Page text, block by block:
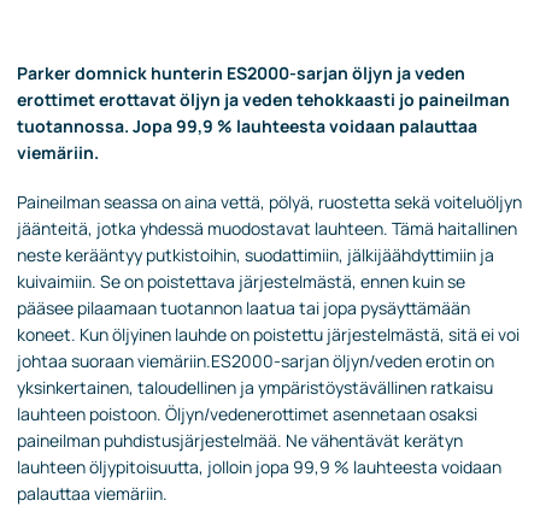
Parker domnick hunterin ES2000-sarjan öljyn ja veden
erottimet erottavat öljyn ja veden tehokkaasti jo paineilman
tuotannossa. Jopa 99,9 % lauhteesta voidaan palauttaa
viemäriin.
Paineilman seassa on aina vettä, pölyä, ruostetta sekä voiteluöljyn
jäänteitä, jotka yhdessä muodostavat lauhteen. Tämä haitallinen
neste kerääntyy putkistoihin, suodattimiin, jälkijäähdyttimiin ja
kuivaimiin. Se on poistettava järjestelmästä, ennen kuin se
pääsee pilaamaan tuotannon laatua tai jopa pysäyttämään
koneet. Kun öljyinen lauhde on poistettu järjestelmästä, sitä ei voi
johtaa suoraan viemäriin.ES2000-sarjan öljyn/veden erotin on
yksinkertainen, taloudellinen ja ympäristöystävällinen ratkaisu
lauhteen poistoon. Öljyn/vedenerottimet asennetaan osaksi
paineilman puhdistusjärjestelmää. Ne vähentävät kerätyn
lauhteen öljypitoisuutta, jolloin jopa 99,9 % lauhteesta voidaan
palauttaa viemäriin.